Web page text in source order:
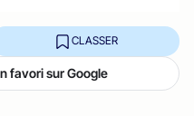
CLASSER
favori sur Google